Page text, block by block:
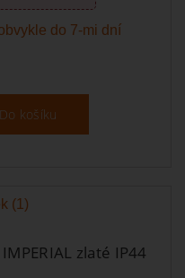
do 7-mi dní
Do košíku
zlaté IP44